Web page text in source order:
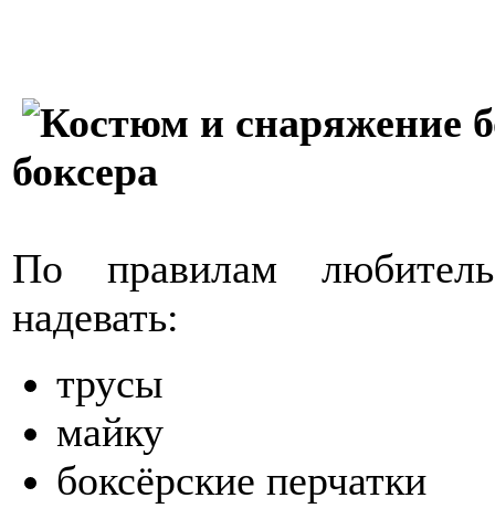
боксера
По правилам
надевать:
трусы
майку
боксёрские перчатки